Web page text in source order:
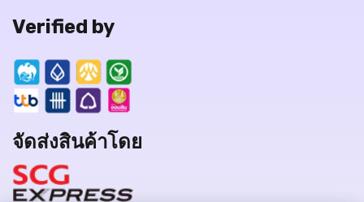
Verified by
จัดส่งสินค้าโดย